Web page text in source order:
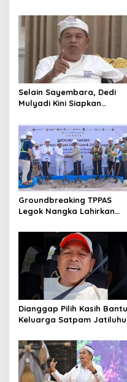
Bertambah, KDM: Kita
Identifikasi
Selain Sayembara, Dedi
Mulyadi Kini Siapkan
Sebarkan Lokasi
Narkotika
Groundbreaking TPPAS
Legok Nangka Lahirkan
Penyelesaian Sampah
Bandung Raya
Dianggap Pilih Kasih Bantu
Keluarga Satpam
Penjelasan Dedi Mulyadi